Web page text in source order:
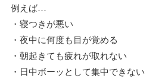
例えば…
・寝つきが悪い
・夜中に何度も目が覚める
・朝起きても疲れが取れない
・日中ボーッとして集中できない